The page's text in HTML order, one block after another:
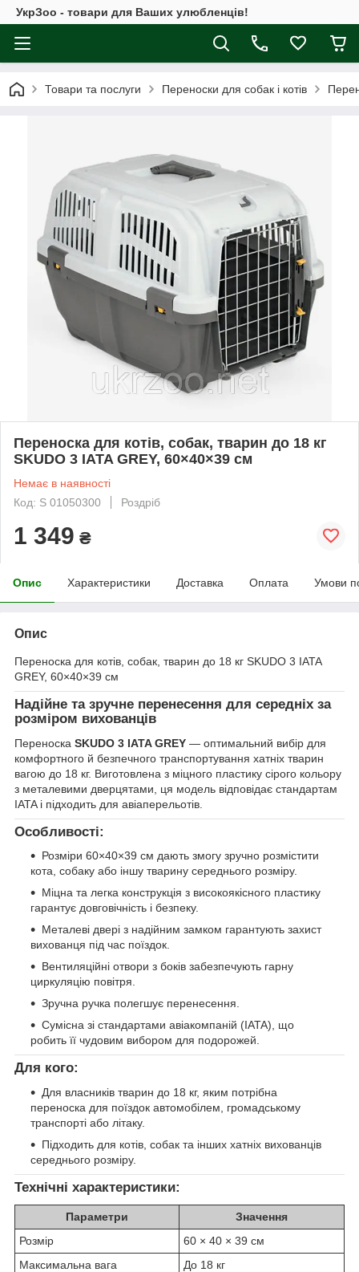
УкрЗоо - товари для Ваших улюбленців!
Товари та послуги Переноски для собак і котів
Переноска для котів, собак, тварин до 18 кг
SKUDO 3 IATA GREY, 60×40×39 см
Немає в наявності
Код: S 01050300
Роздріб
1 349 ₴
Опис Характеристики Доставка Оплата Умови
Опис
Переноска для котів, собак, тварин до 18 кг SKUDO 3 IATA
GREY, 60×40×39 см
Надійне та зручне перенесення для середніх за
розміром вихованців
Переноска SKUDO 3 IATA GREY — оптимальний вибір для
комфортного й безпечного транспортування хатніх тварин
вагою до 18 кг. Виготовлена з міцного пластику сірого кольору
з металевими дверцятами, ця модель відповідає стандартам
IATA і підходить для авіаперельотів.
Особливості:
Розміри 60×40×39 см дають змогу зручно розмістити
кота, собаку або іншу тварину середнього розміру.
Міцна та легка конструкція з високоякісного пластику
гарантує довговічність і безпеку.
Металеві двері з надійним замком гарантують захист
вихованця під час поїздок.
Вентиляційні отвори з боків забезпечують гарну
циркуляцію повітря.
Зручна ручка полегшує перенесення.
Сумісна зі стандартами авіакомпаній (IATA), що
робить її чудовим вибором для подорожей.
Для кого:
Для власників тварин до 18 кг, яким потрібна
переноска для поїздок автомобілем, громадському
транспорті або літаку.
Підходить для котів, собак та інших хатніх вихованців
середнього розміру.
Технічні характеристики:
Параметри
Значення
Розмір
60 × 40 × 39 см
Максимальна вага
До 18 кг